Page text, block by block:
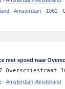
-Amsterdam- 1062-
met spoed naar
Overschiestraat
-Amsterdam-Amstelland